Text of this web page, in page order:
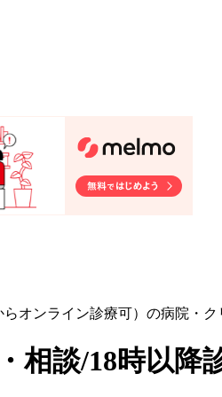
オンライン診療可）の病院・ク
相談/18時以